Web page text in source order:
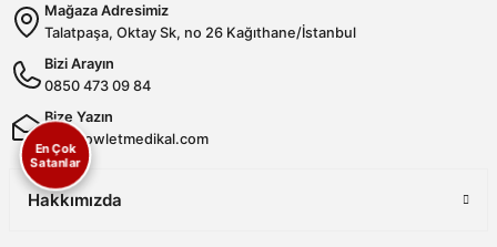
özenle tasarlanmakta ve üretilmektedir.
Scrubs Formada Uzmanlık
Owlet Medikal tarafından üretilen scrubs formalar
terletmeyen ve dayanıklı kumaşlardan üretilmektedir. Farklı renk,
kalıp ve model seçenekleriyle sağlık çalışanlarına hem konfor hem de
profesyonel bir görünüm sunulmaktadır. Ergonomik tasarımı
sayesinde uzun saatler boyunca rahat kullanım sağlayan formalarımız,
aynı zamanda modern ve şık çizgileriyle sektörde fark yaratmaktadır.
Cerrahi Bonelerde Hijyen ve Rahatlık
Hijyenin en kritik unsurlardan biri olduğu sağlık sektöründe, cerrahi
Mağaza Adresimiz
Talatpaşa, Oktay Sk, no 26 Kağıthane/İstanbul
Bizi Arayın
0850 473 09 84
Bize Yazın
info@owletmedikal.com
Hakkımızda
En Çok
Satanlar